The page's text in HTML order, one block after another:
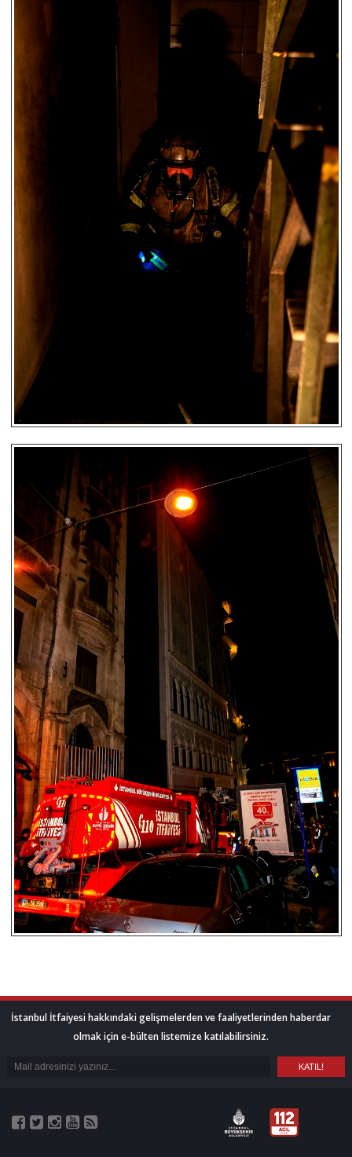
İstanbul İtfaiyesi hakkındaki gelişmelerden ve faaliyetlerinden haberdar
olmak için e-bülten listemize katılabilirsiniz.